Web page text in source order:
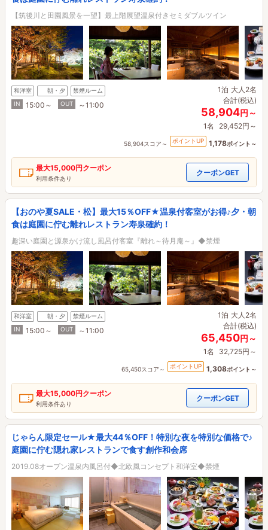
【筑後川と田園風景を一望】最上階展望温泉付きセミダブルツイン
和洋室 朝・夕
禁煙ルーム
IN
15:00～ OUT ～11:00
1泊 大人2名
合計(税込)
58,904円～
1名 29,452円～
58,904スコア～ ポイントUP 1,178ポイント～
最大15,000円クーポン
利用条件あり
クーポンGET
【おのや夏SALE・松】最大15％OFF★温泉付客室がお得♪夕・朝
食は庭園に佇む離れレストラン寿泉確約！
趣深い庭園と源泉かけ流し風呂付客室『離れ～待月庵～』◆禁煙
和洋室 朝・夕
禁煙ルーム
IN
15:00～ OUT ～11:00
1泊 大人2名
合計(税込)
65,450円～
1名 32,725円～
65,450スコア～ ポイントUP 1,308ポイント～
最大15,000円クーポン
利用条件あり
クーポンGET
じゃらん限定セール★最大44％OFF！特別な夜を特別な価格で♪
庭園に佇む隠れ家レストランで食す創作和会席
2019.08オープン温泉内風呂付◆北欧風コンセプト和洋室◆禁煙